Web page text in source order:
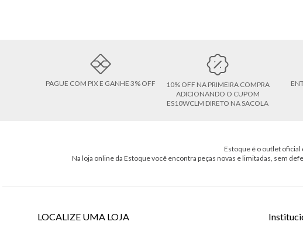
PAGUE COM PIX E GANHE 3% OFF
10% OFF NA PRIMEIRA COMPRA
ADICIONANDO O CUPOM
ES10WCLM DIRETO NA SACOLA
Estoque é o outlet oficial
Na loja online da Estoque você encontra peças novas e limitadas, sem
LOCALIZE UMA LOJA